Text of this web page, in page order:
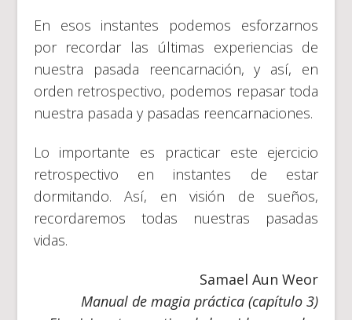
En esos instantes podemos esforzarnos
por recordar las últimas experiencias de
nuestra pasada reencarnación, y así, en
orden retrospectivo, podemos repasar toda
nuestra pasada y pasadas reencarnaciones.
Lo importante es practicar este ejercicio
retrospectivo en instantes de estar
dormitando. Así, en visión de sueños,
recordaremos todas nuestras pasadas
vidas.
Samael Aun Weor
Manual de magia práctica (capítulo 3)